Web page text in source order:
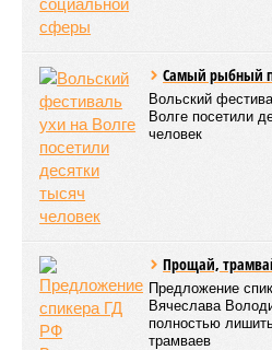
Самый рыбный
Вольский
Волге посетили
человек
Прощай,
Предложение
Вячеслава
полностью
трамваев